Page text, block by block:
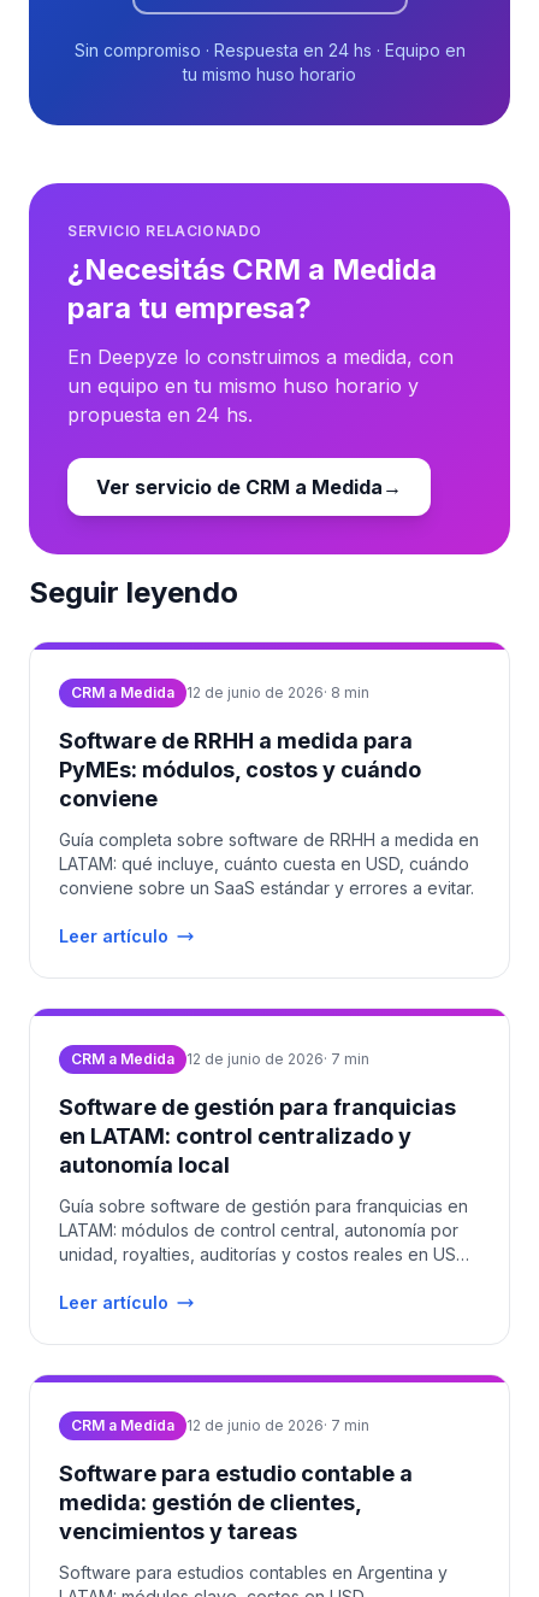
Sin compromiso · Respuesta en 24 hs · Equipo en
tu mismo huso horario
SERVICIO RELACIONADO
¿Necesitás CRM a Medida
para tu empresa?
En Deepyze lo construimos a medida, con
un equipo en tu mismo huso horario y
propuesta en 24 hs.
Ver servicio de CRM a Medida →
Seguir leyendo
CRM a Medida 12 de junio de 2026· 8 min
Software de RRHH a medida para
PyMEs: módulos, costos y cuándo
conviene
Guía completa sobre software de RRHH a medida en
LATAM: qué incluye, cuánto cuesta en USD, cuándo
conviene sobre un SaaS estándar y errores a evitar.
Leer artículo
CRM a Medida 12 de junio de 2026· 7 min
Software de gestión para franquicias
en LATAM: control centralizado y
autonomía local
Guía sobre software de gestión para franquicias en
LATAM: módulos de control central, autonomía por
unidad, royalties, auditorías y costos reales en USD
Leer artículo
CRM a Medida 12 de junio de 2026· 7 min
Software para estudio contable a
medida: gestión de clientes,
vencimientos y tareas
Software para estudios contables en Argentina y